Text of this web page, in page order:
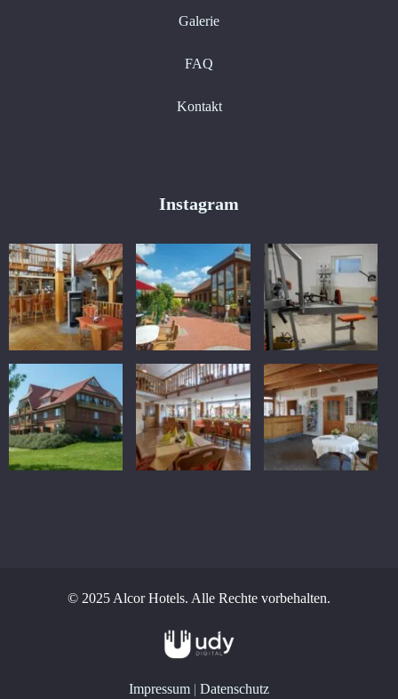
Galerie
FAQ
Kontakt
Instagram
© 2025 Alcor Hotels. Alle Rechte vorbehalten.
Impressum | Datenschutz